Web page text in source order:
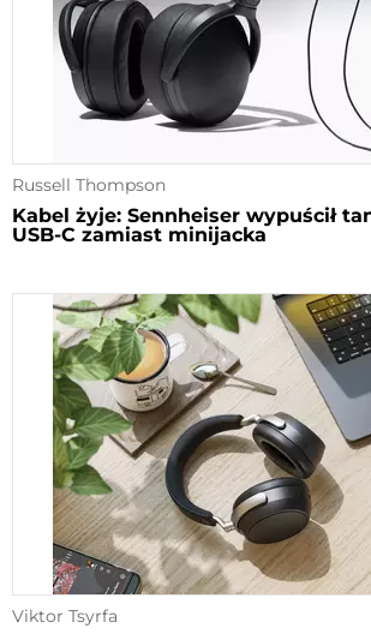
Russell Thompson
Kabel żyje: Sennheiser wypuścił
USB-C zamiast minijacka
Viktor Tsyrfa